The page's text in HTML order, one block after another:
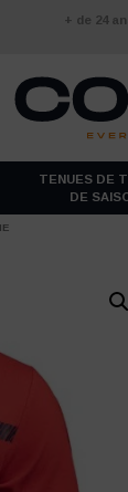
+ de 24
TENUES DE
DE